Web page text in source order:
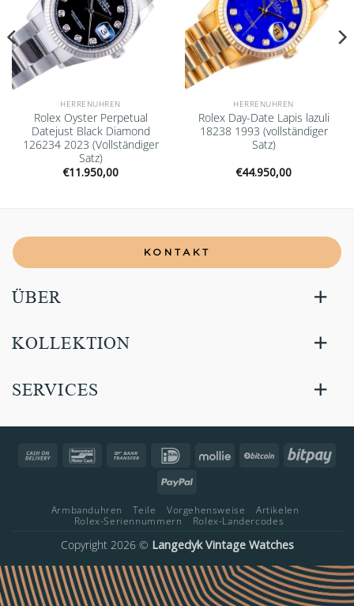
HERRENUHREN
Rolex Oyster Perpetual
Datejust Black Diamond
126234 2023 (Vollständiger
Satz)
€11.950,00
HERRENUHREN
Rolex Day-Date Lapis lazuli
18238 1993 (vollständiger
Satz)
€44.950,00
KONTAKT
ÜBER
KOLLEKTION
SERVICES
Cash
Bancontact Bank
IDeal Mollie BitCoin
PayPal
Armbanduhren Teile Vorgehensweise
Artikelen
Rolex-Seriennummern
Rolex-Landercodes
Copyright 2026 © Langedyk Vintage Watches